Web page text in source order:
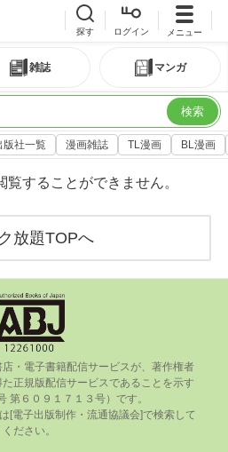
探す ログイン メニュー
雑誌 マンガ
検索
版社一覧 漫画雑誌 TL漫画 BL漫画
覧することができません。
放題TOPへ
・電⼦書籍配信サービスが、著作権者
正規版配信サービスであることを⽰す
第６０９１７１３号）です。
ください。